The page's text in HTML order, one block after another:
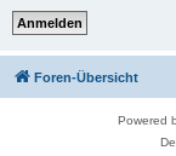
Foren-Übersicht
Powered